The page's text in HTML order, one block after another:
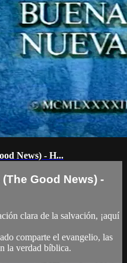
News) - H...
Good News) -
clara de la salvación, ¡aquí
comparte el evangelio, las
la verdad bíblica.